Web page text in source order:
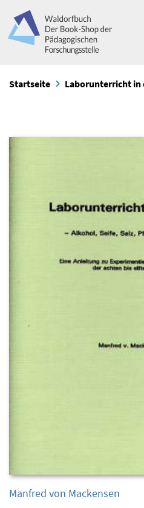
Startseite Laborunterricht in
Manfred von Mackensen